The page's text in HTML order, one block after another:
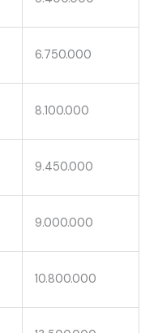
6.750.000
8.100.000
9.450.000
9.000.000
10.800.000